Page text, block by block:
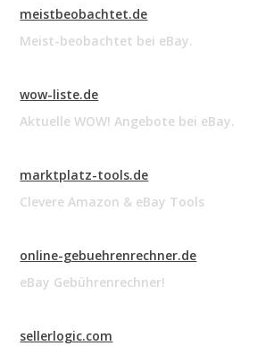
meistbeobachtet.de
Meist-beobachtet bei eBay.
wow-liste.de
Aktuelle WOW! Angebote bei eBay.
marktplatz-tools.de
Clevere Amazon & eBay Tools
online-gebuehrenrechner.de
eBay Gebührenrechner!
sellerlogic.com